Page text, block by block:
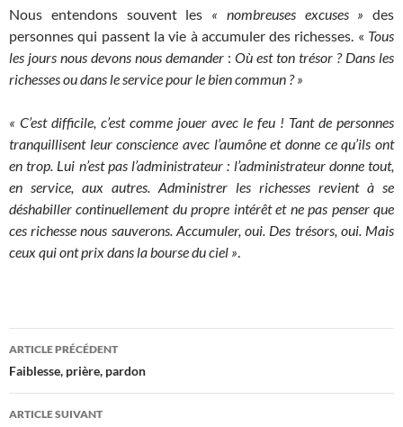
Nous entendons souvent les « nombreuses excuses » des
personnes qui passent la vie à accumuler des richesses. « Tous
les jours nous devons nous demander : Où est ton trésor ? Dans les
richesses ou dans le service pour le bien commun ? »
« C’est difficile, c’est comme jouer avec le feu ! Tant de personnes
tranquillisent leur conscience avec l’aumône et donne ce qu’ils ont
en trop. Lui n’est pas l’administrateur : l’administrateur donne tout,
en service, aux autres. Administrer les richesses revient à se
déshabiller continuellement du propre intérêt et ne pas penser que
ces richesse nous sauverons. Accumuler, oui. Des trésors, oui. Mais
ceux qui ont prix dans la bourse du ciel ».
Navigation
des
articles
ARTICLE PRÉCÉDENT
Faiblesse, prière, pardon
ARTICLE SUIVANT